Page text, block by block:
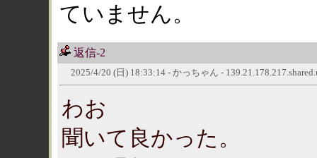
ていません。
返信-2
2025/4/20 (日) 18:33:14 - かっちゃん -
わお
聞いて良かった。